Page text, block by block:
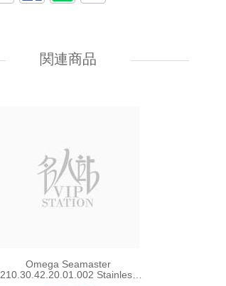
関連商品
Steel
35,300.00
Omega Seamaster
210.30.42.20.01.002 Stainless